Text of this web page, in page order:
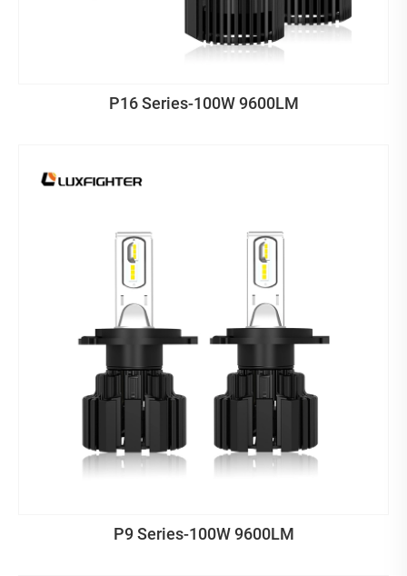
P16 Series-100W 9600LM
P9 Series-100W 9600LM